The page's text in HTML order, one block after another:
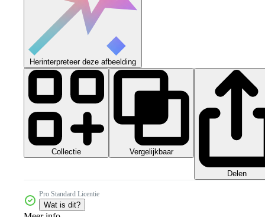
Herinterpreteer deze afbeelding
Collectie Vergelijkbaar
Delen
Pro Standard Licentie
Wat is dit?